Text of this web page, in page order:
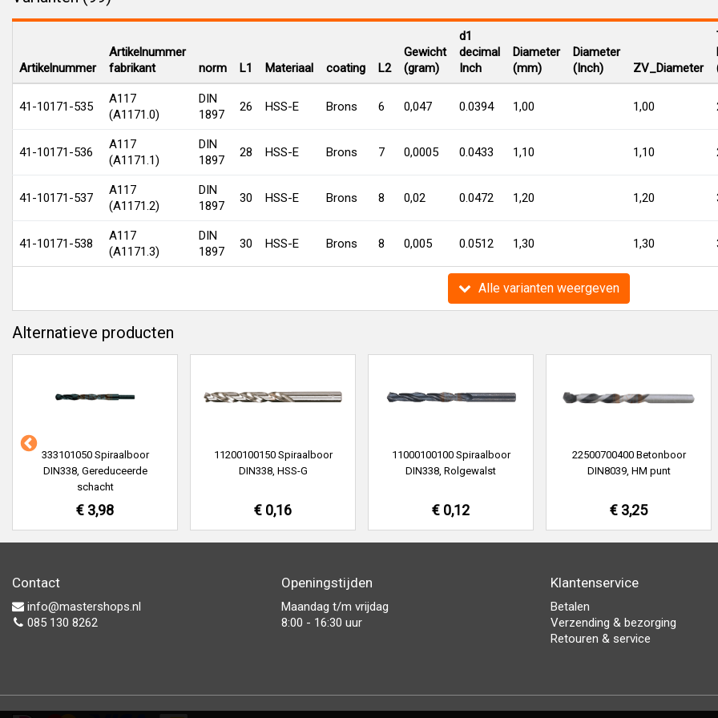
Artikelnummer
Artikelnummer
fabrikant
norm L1 Materiaal coating L2
Gewicht
(gram)
d1
decimal
Inch
Diameter
(mm)
Diameter
(Inch)
ZV_Diameter
41-10171-535
A117
(A1171.0)
DIN
1897
26 HSS-E Brons 6 0,047 0.0394 1,00 1,00
41-10171-536
A117
(A1171.1)
DIN
1897
28 HSS-E Brons 7 0,0005 0.0433 1,10 1,10
41-10171-537
A117
(A1171.2)
DIN
1897
30 HSS-E Brons 8 0,02 0.0472 1,20 1,20
41-10171-538
A117
(A1171.3)
DIN
1897
30 HSS-E Brons 8 0,005 0.0512 1,30 1,30
Alle varianten weergeven
Alternatieve producten
333101050 Spiraalboor
DIN338, Gereduceerde
schacht
€ 3,98
11200100150 Spiraalboor
DIN338, HSS-G
€ 0,16
11000100100 Spiraalboor
DIN338, Rolgewalst
€ 0,12
22500700400 Betonboor
DIN8039, HM punt
€ 3,25
Contact
info@mastershops.nl
085 130 8262
Openingstijden
Maandag t/m vrijdag
8:00 - 16:30 uur
Klantenservice
Betalen
Verzending & bezorging
Retouren & service